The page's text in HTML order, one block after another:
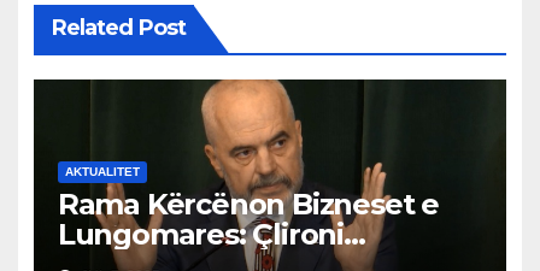
Related Post
AKTUALITET
Rama Kërcënon Bizneset e
Lungomares: Çlironi